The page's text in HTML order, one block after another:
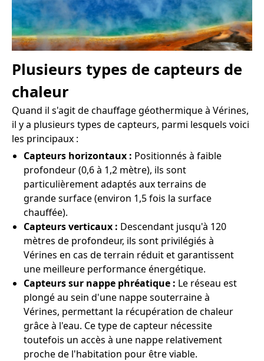
Plusieurs types de capteurs de
chaleur
Quand il s'agit de chauffage géothermique à Vérines,
il y a plusieurs types de capteurs, parmi lesquels voici
les principaux :
Capteurs horizontaux : Positionnés à faible
profondeur (0,6 à 1,2 mètre), ils sont
particulièrement adaptés aux terrains de
grande surface (environ 1,5 fois la surface
chauffée).
Capteurs verticaux : Descendant jusqu'à 120
mètres de profondeur, ils sont privilégiés à
Vérines en cas de terrain réduit et garantissent
une meilleure performance énergétique.
Capteurs sur nappe phréatique : Le réseau est
plongé au sein d'une nappe souterraine à
Vérines, permettant la récupération de chaleur
grâce à l'eau. Ce type de capteur nécessite
toutefois un accès à une nappe relativement
proche de l'habitation pour être viable.